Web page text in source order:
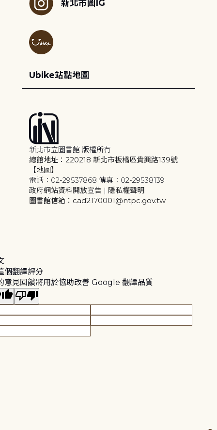
新北市圖IG
Ubike站點地圖
新北市立圖書館 版權所有
總館地址：220218 新北市板橋區貴興路139號
【地圖】
電話：02-29537868 傳真：02-29538139
政府網站資料開放宣告 | 隱私權聲明
圖書館信箱：cad2170001@ntpc.gov.tw
個翻譯評分
意見回饋將用於協助改善 Google 翻譯品質